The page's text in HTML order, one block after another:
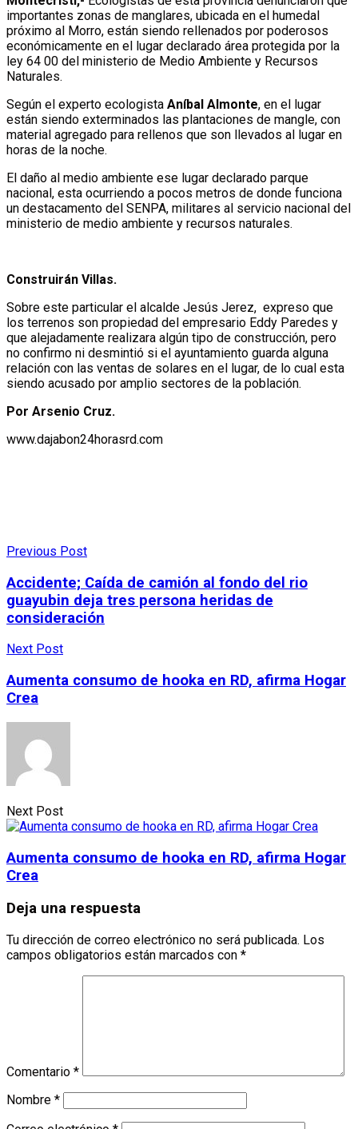
importantes zonas de manglares, ubicada en el humedal
próximo al Morro, están siendo rellenados por poderosos
económicamente en el lugar declarado área protegida por la
ley 64 00 del ministerio de Medio Ambiente y Recursos
Naturales.
Según el experto ecologista Aníbal Almonte, en el lugar
están siendo exterminados las plantaciones de mangle, con
material agregado para rellenos que son llevados al lugar en
horas de la noche.
El daño al medio ambiente ese lugar declarado parque
nacional, esta ocurriendo a pocos metros de donde funciona
un destacamento del SENPA, militares al servicio nacional del
ministerio de medio ambiente y recursos naturales.
Construirán Villas.
Sobre este particular el alcalde Jesús Jerez, expreso que
los terrenos son propiedad del empresario Eddy Paredes y
que alejadamente realizara algún tipo de construcción, pero
no confirmo ni desmintió si el ayuntamiento guarda alguna
relación con las ventas de solares en el lugar, de lo cual esta
siendo acusado por amplio sectores de la población.
Por Arsenio Cruz.
www.dajabon24horasrd.com
Previous Post
Accidente; Caída de camión al fondo del rio
guayubin deja tres persona heridas de
consideración
Next Post
Aumenta consumo de hooka en RD, afirma Hogar
Crea
Next Post
Aumenta consumo de hooka en RD, afirma Hogar
Crea
Deja una respuesta
Tu dirección de correo electrónico no será publicada. Los
campos obligatorios están marcados con *
Comentario *
Nombre *